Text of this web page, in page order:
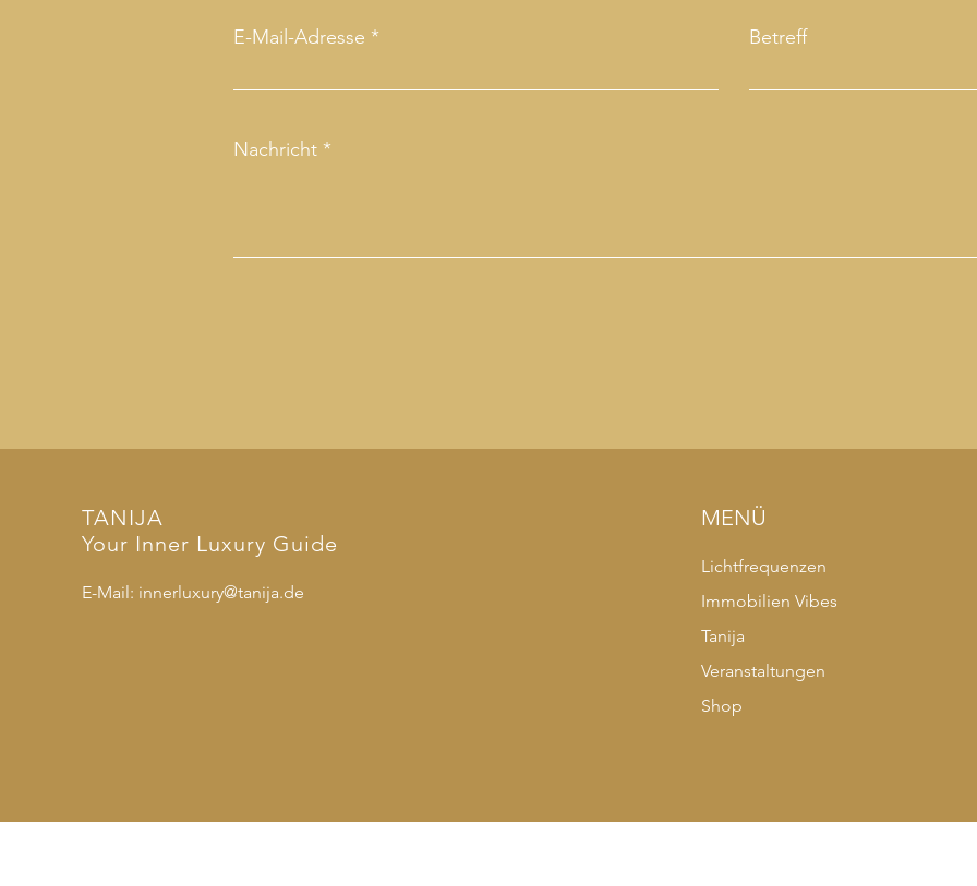
E-Mail-Adresse Betreff
Nachricht
TANIJA
Your Inner Luxury Guide
E-Mail: innerluxury@tanija.de
MENÜ
Lichtfrequenzen
Immobilien Vibes
Tanija
Veranstaltungen
Shop